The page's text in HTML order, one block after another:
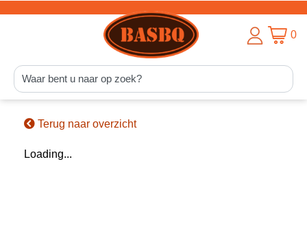
0
Terug naar overzicht
Loading...